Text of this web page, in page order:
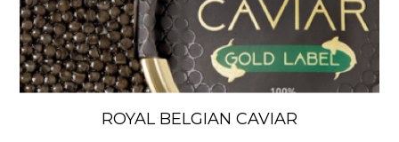
ROYAL BELGIAN CAVIAR